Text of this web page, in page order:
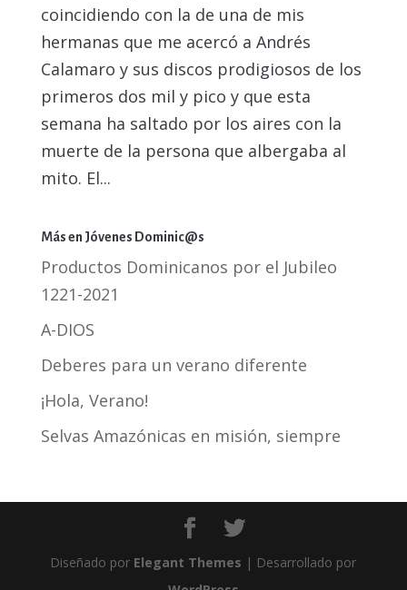
coincidiendo con la de una de mis
hermanas que me acercó a Andrés
Calamaro y sus discos prodigiosos de los
primeros dos mil y pico y que esta
semana ha saltado por los aires con la
muerte de la persona que albergaba al
mito. El...
Más en Jóvenes Dominic@s
Productos Dominicanos por el Jubileo
1221-2021
A-DIOS
Deberes para un verano diferente
¡Hola, Verano!
Selvas Amazónicas en misión, siempre
Diseñado por Elegant Themes | Desarrollado por